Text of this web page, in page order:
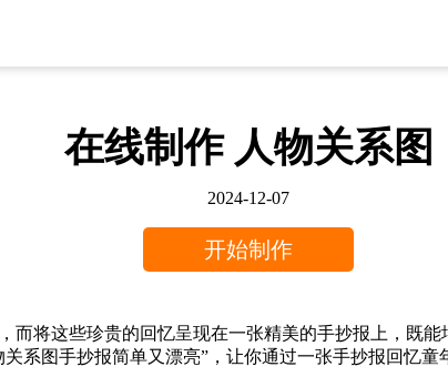
在线制作 人物关系图
2024-12-07
开始制作
而将这些珍贵的回忆呈现在一张精美的手抄报上，既
系图手抄报简单又漂亮”，让你通过一张手抄报回忆